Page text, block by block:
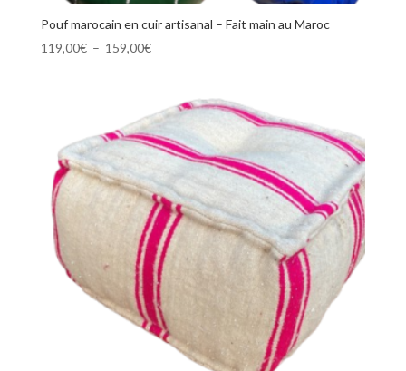
Pouf marocain en cuir artisanal – Fait main au Maroc
119,00€ – 159,00€Plage
119,00€
à
159,00€